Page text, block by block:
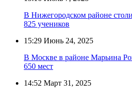
В Нижегородском районе
825 учеников
15:29 Июнь 24, 2025
В Москве в районе Марьина
650 мест
14:52 Март 31, 2025